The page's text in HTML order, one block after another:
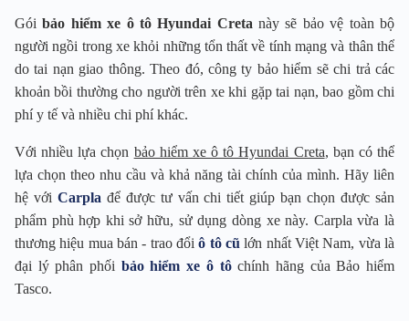
Góibảo hiểm xe ô tô Hyundai Creta này sẽ bảo vệ toàn bộ
người ngồi trong xe khỏi những tổn thất về tính mạng và thân thể
do tai nạn giao thông. Theo đó, công ty bảo hiểm sẽ chi trả các
khoản bồi thường cho người trên xe khi gặp tai nạn, bao gồm chi
phí y tế và nhiều chi phí khác.
Với nhiều lựa chọn bảo hiểm xe ô tô Hyundai Creta, bạn có thể
lựa chọn theo nhu cầu và khả năng tài chính của mình. Hãy liên
hệ với Carpla để được tư vấn chi tiết giúp bạn chọn được sản
phẩm phù hợp khi sở hữu, sử dụng dòng xe này. Carpla vừa là
thương hiệu mua bán - trao đổiô tô cũ lớn nhất Việt Nam, vừa là
đại lý phân phối bảo hiểm xe ô tôchính hãng của Bảo hiểm
Tasco.